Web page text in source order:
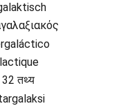
तथ्य